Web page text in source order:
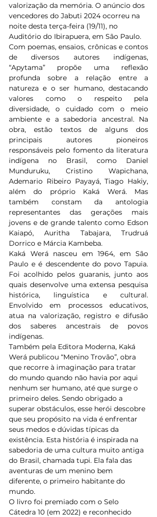
valorização da memória. O anúncio dos
vencedores do Jabuti 2024 ocorreu na
noite desta terça-feira (19/11), no
Auditório do Ibirapuera, em São Paulo.
Com poemas, ensaios, crônicas e contos
de diversos autores indígenas,
“Apytama” propõe uma reflexão
profunda sobre a relação entre a
natureza e o ser humano, destacando
valores como o respeito pela
diversidade, o cuidado com o meio
ambiente e a sabedoria ancestral. Na
obra, estão textos de alguns dos
principais autores pioneiros
responsáveis pelo fomento da literatura
indígena no Brasil, como Daniel
Munduruku, Cristino Wapichana,
Ademario Ribeiro Payayá, Tiago Hakiy,
além do próprio Kaká Werá. Mas
também constam da antologia
representantes das gerações mais
jovens e de grande talento como Edson
Kaiapó, Auritha Tabajara, Trudruá
Dorrico e Márcia Kambeba.
Kaká Werá nasceu em 1964, em São
Paulo e é descendente do povo Tapuia.
Foi acolhido pelos guaranis, junto aos
quais desenvolve uma extensa pesquisa
histórica, linguística e cultural.
Envolvido em processos educativos,
atua na valorização, registro e difusão
dos saberes ancestrais de povos
indígenas.
Também pela Editora Moderna, Kaká
Werá publicou “Menino Trovão”, obra
que recorre à imaginação para tratar
do mundo quando não havia por aqui
nenhum ser humano, até que surge o
primeiro deles. Sendo obrigado a
superar obstáculos, esse herói descobre
que seu propósito na vida é enfrentar
seus medos e dúvidas típicas da
existência. Esta história é inspirada na
sabedoria de uma cultura muito antiga
do Brasil, chamada tupi. Ela fala das
aventuras de um menino bem
diferente, o primeiro habitante do
mundo.
O livro foi premiado com o Selo
Cátedra 10 (em 2022) e reconhecido